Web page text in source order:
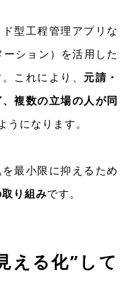
型工程管理アプリな
ション）を活用した
これにより、 元請・
複数の立場の人が同
うになります。
最小限に抑えるため
り組みです。
える化”して